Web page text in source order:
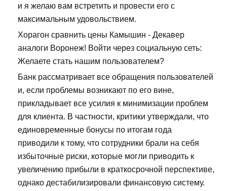
и я желаю вам встретить и провести его с
максимальным удовольствием.
Хорагон сравнить цены Камышин - Декавер
аналоги Воронеж! Войти через социальную сеть:
Желаете стать нашим пользователем?
Банк рассматривает все обращения пользователей
и, если проблемы возникают по его вине,
прикладывает все усилия к минимизации проблем
для клиента. В частности, критики утверждали, что
единовременные бонусы по итогам года
приводили к тому, что сотрудники брали на себя
избыточные риски, которые могли приводить к
увеличению прибыли в краткосрочной перспективе,
однако дестабилизировали финансовую систему.